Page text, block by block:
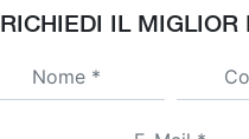
RICHIEDI IL MIGLIOR